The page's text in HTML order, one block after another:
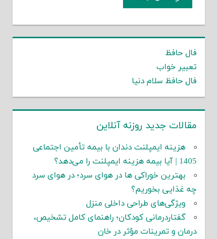
فال حافظ
تعبیر خواب
فال حافظ سلام دنیا
مقالات جدید روزنه آنلاین
هزینه ایمپلنت دندان با بیمه تأمین اجتماعی
1405 | آیا بیمه هزینه ایمپلنت را می‌دهد؟
بهترین خوراکی ها در هوای سرد؛ در هوای سرد
چه غذایی بخوریم؟
ویژگی‌های طراحی داخلی منزل
گفتاردرمانی کودکان؛ راهنمای کامل تشخیص،
درمان و تمرینات مؤثر در خان